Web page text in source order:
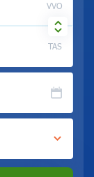
VVO
TAS